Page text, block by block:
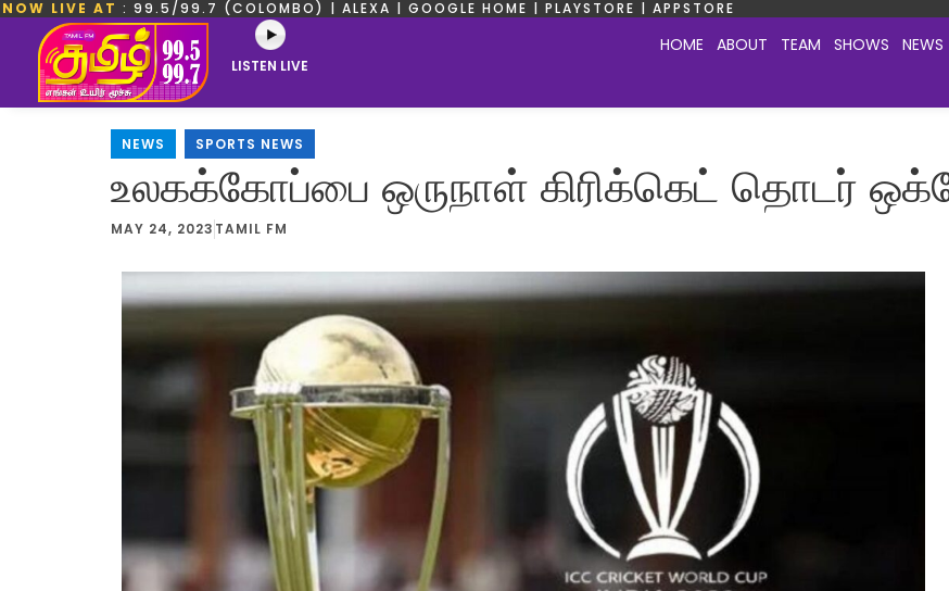
NOW LIVE AT : 99.5/99.7 (COLOMBO) | ALEXA | GOOGLE HOME | PLAYSTORE | APPSTORE
LISTEN LIVE
HOME ABOUT TEAM SHOWS NEWS
NEWS SPORTS NEWS
உலகக்கோப்பை ஒருநாள் கிரிக்கெட் தொடர்
MAY 24, 2023 TAMIL FM